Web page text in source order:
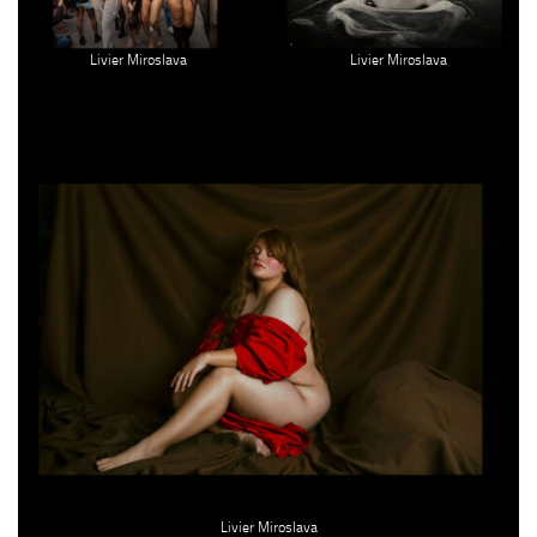
Livier Miroslava Livier Miroslava
Livier Miroslava